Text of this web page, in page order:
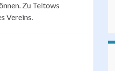
Zu Teltows
Vereins.